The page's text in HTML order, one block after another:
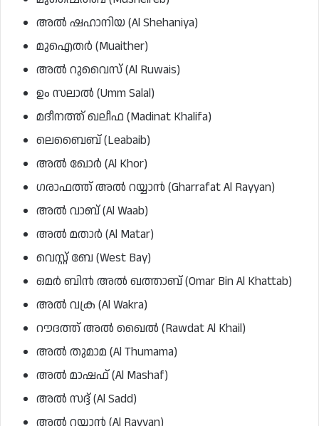
അൽ ഷഹാനിയ (Al Shehaniya)
മുഐതർ (Muaither)
അൽ റുവൈസ് (Al Ruwais)
ഉം സലാൽ (Umm Salal)
മദീനത്ത് ഖലീഫ (Madinat Khalifa)
ലെബൈബ് (Leabaib)
അൽ ഖോർ (Al Khor)
ഗരാഫത്ത് അൽ റയ്യാൻ (Gharrafat Al Rayyan)
അൽ വാബ് (Al Waab)
അൽ മതാർ (Al Matar)
വെസ്റ്റ് ബേ (West Bay)
ഒമർ ബിൻ അൽ ഖത്താബ് (Omar Bin Al Khattab)
അൽ വക്ര (Al Wakra)
റൗദത്ത് അൽ ഖൈൽ (Rawdat Al Khail)
അൽ തുമാമ (Al Thumama)
അൽ മാഷഫ് (Al Mashaf)
അൽ സദ്ദ് (Al Sadd)